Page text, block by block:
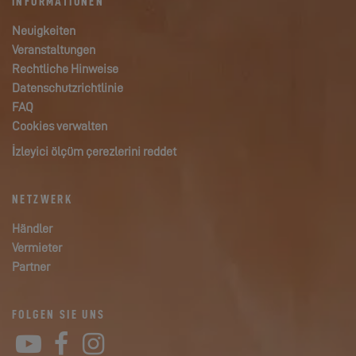
Neuigkeiten
Veranstaltungen
Rechtliche Hinweise
Datenschutzrichtlinie
FAQ
Cookies verwalten
İzleyici ölçüm çerezlerini reddet
NETZWERK
Händler
Vermieter
Partner
FOLGEN SIE UNS
YouTube
Facebook
Instagram